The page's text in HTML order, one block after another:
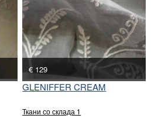
€ 129
GLENIFFER CREAM
Ткани со склада 1